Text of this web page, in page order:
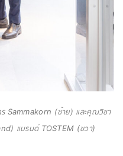
Sammakorn (ซ้าย) และคุณวิชา
แบรนด์ TOSTEM (ขวา)